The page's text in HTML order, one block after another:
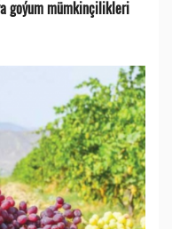
goýum mümkinçilikleri